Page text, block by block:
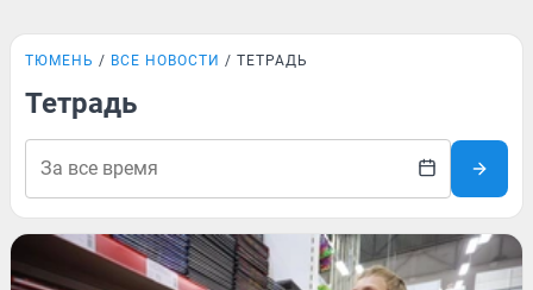
ТЮМЕНЬ ВСЕ НОВОСТИ ТЕТРАДЬ
Тетрадь